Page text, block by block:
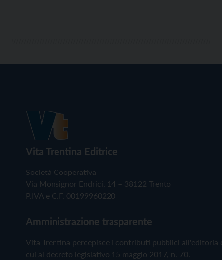
Vita Trentina Editrice
Società Cooperativa
Via Monsignor Endrici, 14 – 38122 Trento
P.IVA e C.F. 00199960220
Amministrazione trasparente
Vita Trentina percepisce i contributi pubblici all'editoria
cui al decreto legislativo 15 maggio 2017, n. 70.